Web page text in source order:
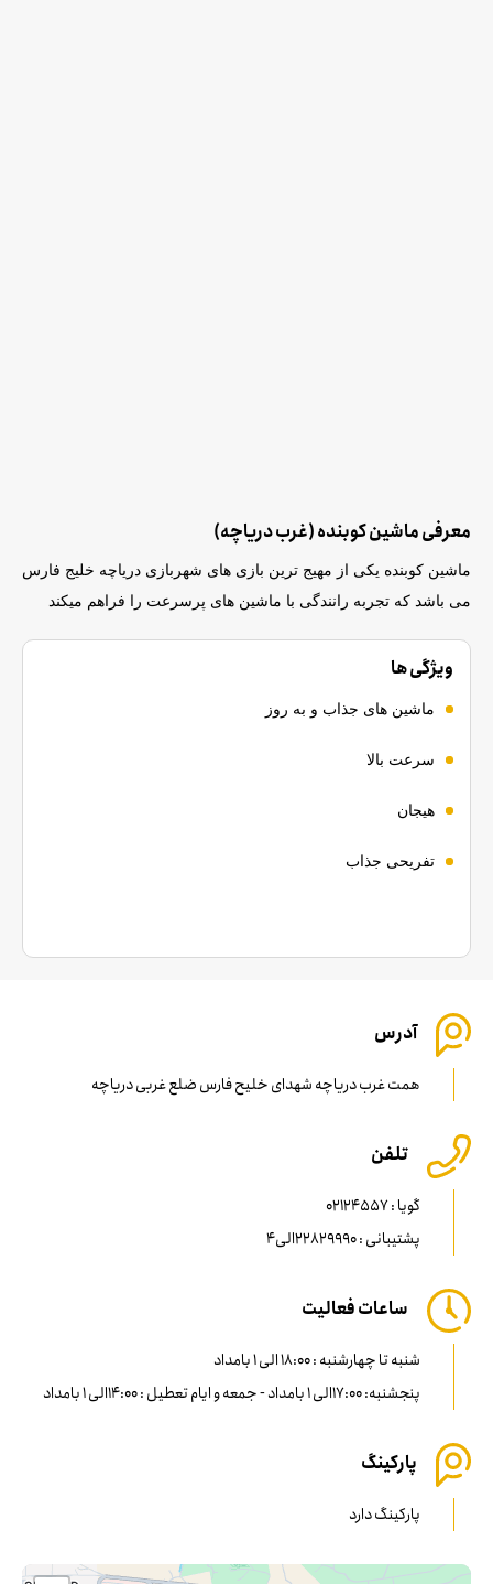
معرفی ماشین کوبنده (غرب دریاچه)
ماشین کوبنده یکی از مهیج ترین بازی های شهربازی دریاچه خلیج فارس
می باشد که تجربه رانندگی با ماشین های پرسرعت را فراهم میکند
ویژگی ها
ماشین های جذاب و به روز
سرعت بالا
هیجان
تفریحی جذاب
آدرس
همت غرب دریاچه شهدای خلیح فارس ضلع غربی دریاچه
تلفن
گویا : 02124557
پشتیبانی : 22829990الی4
ساعات فعالیت
شنبه تا چهارشنبه : 18:00 الی 1 بامداد
پنجشنبه: 17:00الی 1 بامداد - جمعه و ایام تعطیل : 14:00الی 1 بامداد
پارکینگ
پارکینگ دارد